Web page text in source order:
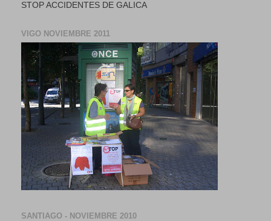
STOP ACCIDENTES DE GALICA
VIGO NOVIEMBRE 2011
SANTIAGO - NOVIEMBRE 2010